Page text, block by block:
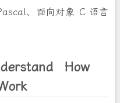
、面向对象 C 语言
How